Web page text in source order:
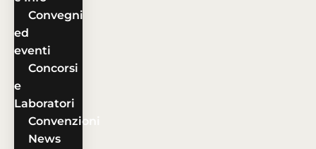
Convegni
ed
eventi
Concorsi
e
Laboratori
Convenzioni
News